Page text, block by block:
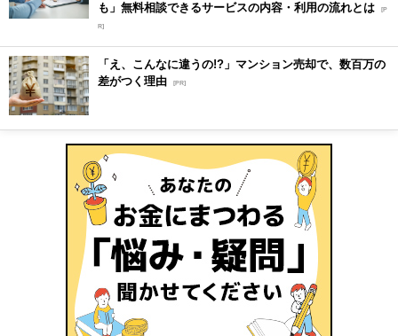
も」無料相談できるサービスの内容・利用の流れとは [P
R]
「え、こんなに違うの!?」マンション売却で、数百万の
差がつく理由 [PR]